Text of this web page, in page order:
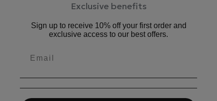
Exclusive benefits
Sign up to receive 10% off your first order and
exclusive access to our best offers.